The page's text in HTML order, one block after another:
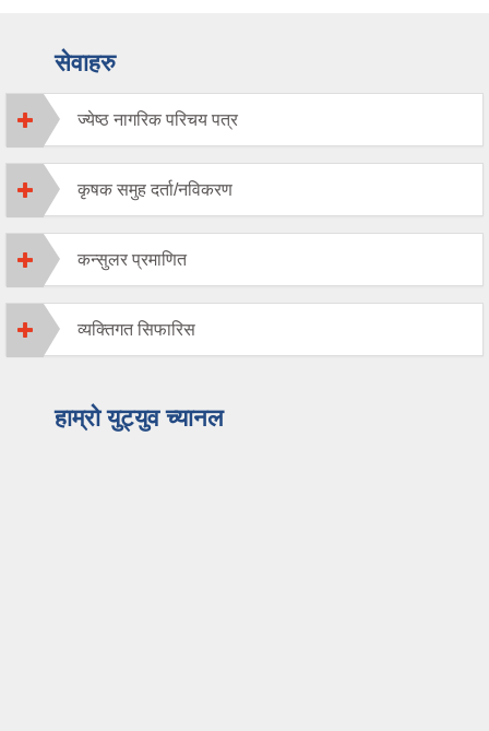
सेवाहरु
ज्येष्ठ नागरिक परिचय पत्र
कृषक समुह दर्ता/नविकरण
कन्सुलर प्रमाणित
व्यक्तिगत सिफारिस
हाम्रो युट्युव च्यानल